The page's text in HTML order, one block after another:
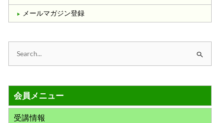
メールマガジン登録
象
:
会員メニュー
受講情報